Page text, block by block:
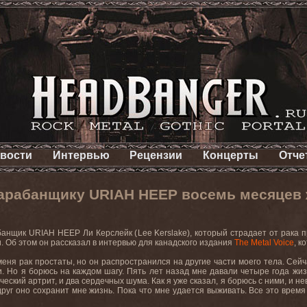
Интервью Рецензии Концерты
URIAH HEEP восемь месяцев
URIAH HEEP Ли Керслейк ( Lee Kerslake), который страдает от рака
Об этом он рассказал в интервью для канадского издания The Metal Voice,
рак простаты, но он распространился на другие части моего тела.
Но я борюсь на каждом шагу. Пять лет назад мне давали четыре года
артрит, и два сердечных шума. Как я уже сказал, я борюсь с ними, и
оно сохранит мне жизнь. Пока что мне удается выживать. Все это